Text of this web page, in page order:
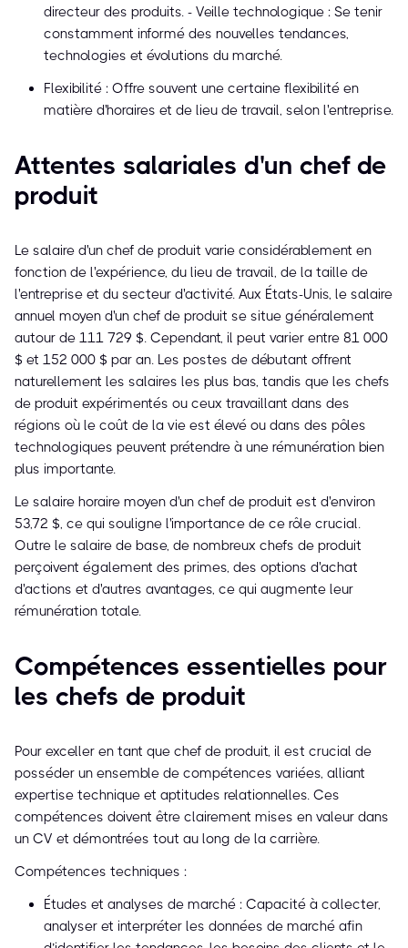
directeur des produits. - Veille technologique : Se tenir
constamment informé des nouvelles tendances,
technologies et évolutions du marché.
Flexibilité : Offre souvent une certaine flexibilité en
matière d'horaires et de lieu de travail, selon l'entreprise.
Attentes salariales d'un chef de
produit
Le salaire d'un chef de produit varie considérablement en
fonction de l'expérience, du lieu de travail, de la taille de
l'entreprise et du secteur d'activité. Aux États-Unis, le salaire
annuel moyen d'un chef de produit se situe généralement
autour de 111 729 $. Cependant, il peut varier entre 81 000
$ et 152 000 $ par an. Les postes de débutant offrent
naturellement les salaires les plus bas, tandis que les chefs
de produit expérimentés ou ceux travaillant dans des
régions où le coût de la vie est élevé ou dans des pôles
technologiques peuvent prétendre à une rémunération bien
plus importante.
Le salaire horaire moyen d'un chef de produit est d'environ
53,72 $, ce qui souligne l'importance de ce rôle crucial.
Outre le salaire de base, de nombreux chefs de produit
perçoivent également des primes, des options d'achat
d'actions et d'autres avantages, ce qui augmente leur
rémunération totale.
Compétences essentielles pour
les chefs de produit
Pour exceller en tant que chef de produit, il est crucial de
posséder un ensemble de compétences variées, alliant
expertise technique et aptitudes relationnelles. Ces
compétences doivent être clairement mises en valeur dans
un CV et démontrées tout au long de la carrière.
Compétences techniques :
Études et analyses de marché : Capacité à collecter,
analyser et interpréter les données de marché afin